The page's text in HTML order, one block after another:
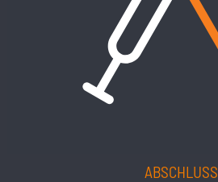
ABSCHLUSS